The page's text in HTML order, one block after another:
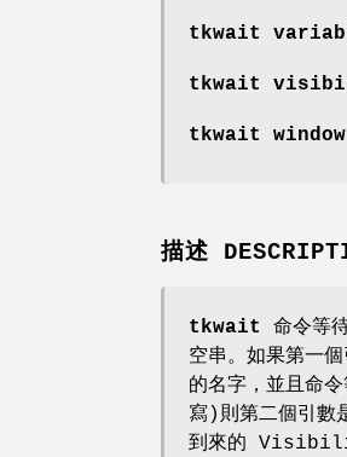
tkwait
tkwait
tkwait window
描述
tkwait
命令等
空串。如果第一
的名字，並且命
寫)則第二個引數
到來的